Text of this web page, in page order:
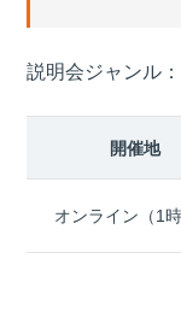
説明会ジャンル：
開催地
オンライン（1時